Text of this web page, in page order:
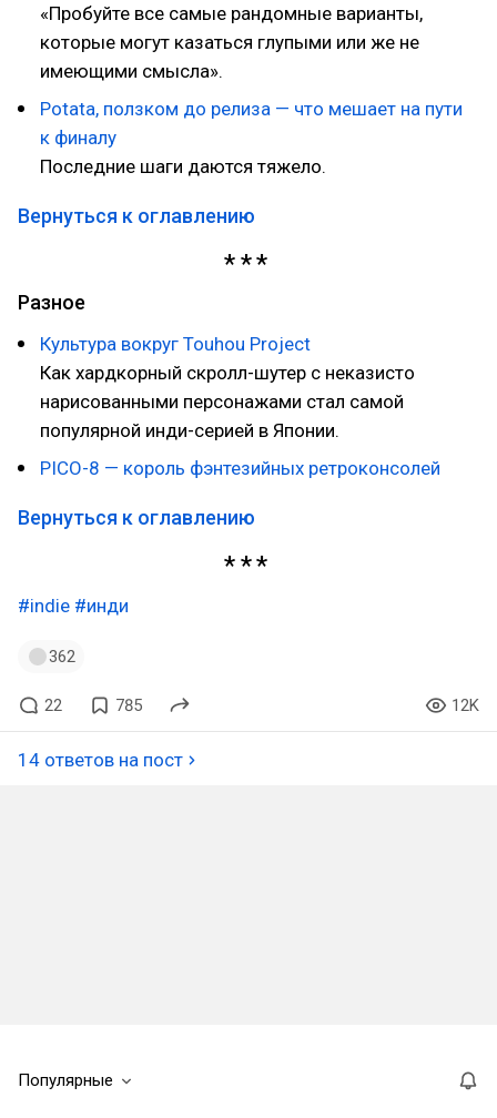
«Пробуйте все самые рандомные варианты,
которые могут казаться глупыми или же не
имеющими смысла».
Potata, ползком до релиза — что мешает на пути
к финалу
Последние шаги даются тяжело.
Вернуться к оглавлению
Разное
Культура вокруг Touhou Project
Как хардкорный скролл-шутер с неказисто
нарисованными персонажами стал самой
популярной инди-серией в Японии.
PICO-8 — король фэнтезийных ретроконсолей
Вернуться к оглавлению
#indie #инди
362
22 785 12K
14 ответов на пост
Популярные